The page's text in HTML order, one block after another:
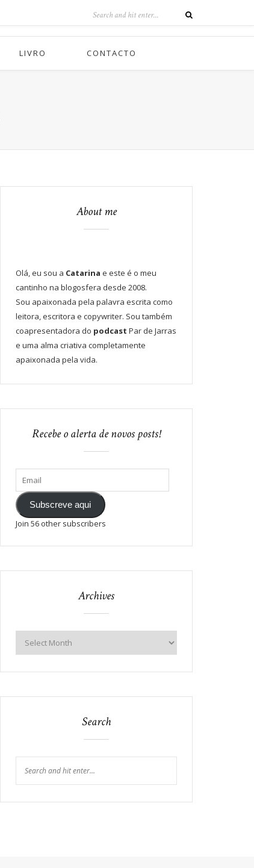
LIVRO CONTACTO
About me
Olá, eu sou a Catarina e este é o meu
cantinho na blogosfera desde 2008.
Sou apaixonada pela palavra escrita como
leitora, escritora e copywriter. Sou também
coapresentadora do podcast Par de Jarras
e uma alma criativa completamente
apaixonada pela vida.
Recebe o alerta de novos posts!
Subscreve aqui
Join 56 other subscribers
Archives
Search